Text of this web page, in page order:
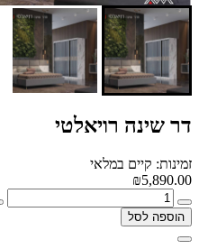
דר שינה רויאלטי
זמינות: קיים במלאי
₪5,890.00
הוספה לסל